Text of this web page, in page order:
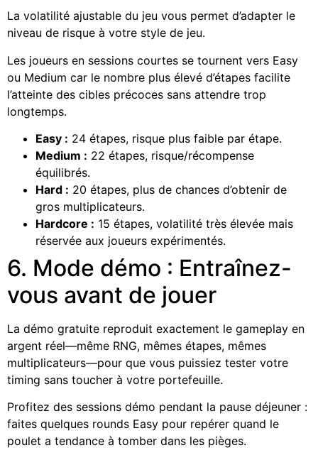
La volatilité ajustable du jeu vous permet d’adapter le
niveau de risque à votre style de jeu.
Les joueurs en sessions courtes se tournent vers Easy
ou Medium car le nombre plus élevé d’étapes facilite
l’atteinte des cibles précoces sans attendre trop
longtemps.
Easy : 24 étapes, risque plus faible par étape.
Medium : 22 étapes, risque/récompense
équilibrés.
Hard : 20 étapes, plus de chances d’obtenir de
gros multiplicateurs.
Hardcore : 15 étapes, volatilité très élevée mais
réservée aux joueurs expérimentés.
6. Mode démo : Entraînez-
vous avant de jouer
La démo gratuite reproduit exactement le gameplay en
argent réel—même RNG, mêmes étapes, mêmes
multiplicateurs—pour que vous puissiez tester votre
timing sans toucher à votre portefeuille.
Profitez des sessions démo pendant la pause déjeuner :
faites quelques rounds Easy pour repérer quand le
poulet a tendance à tomber dans les pièges.